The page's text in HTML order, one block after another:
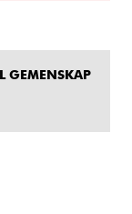
GEMENSKAP